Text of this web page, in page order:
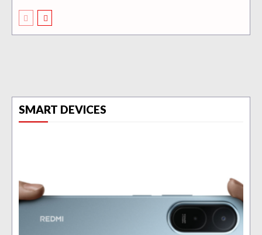
SMART DEVICES